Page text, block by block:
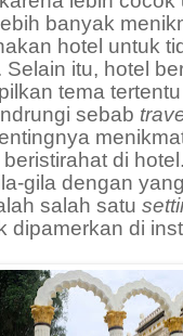
banyak
hotel untuk
Selain itu, hotel
tema
sebab
di
gila dengan yang
salah satu
dipamerkan di